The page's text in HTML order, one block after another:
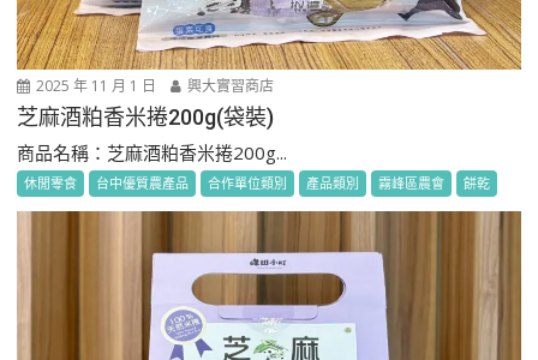
2025 年 11 月 1 日 興大實習商店
芝麻酒粕香米捲200g(袋裝)
商品名稱：芝麻酒粕香米捲200g...
休閒零食 台中優質農產品 合作單位類別 產品類別 霧峰區農會 餅乾